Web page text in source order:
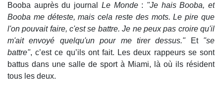
Booba auprès du journal Le Monde : "Je hais Booba, et
Booba me déteste, mais cela reste des mots. Le pire que
l'on pouvait faire, c'est se battre. Je ne peux pas croire qu'il
m'ait envoyé quelqu'un pour me tirer dessus."Et "se
battre", c’est ce qu’ils ont fait. Les deux rappeurs se sont
battus dans une salle de sport à Miami, là où ils résident
tous les deux.